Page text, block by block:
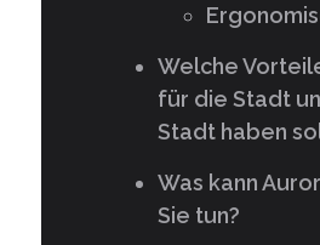
Welche
für die Stadt
Stadt haben
Was kann
Sie tun?